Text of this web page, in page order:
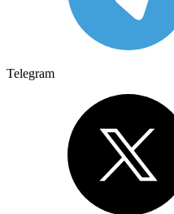
Telegram